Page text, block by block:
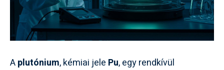
Aplutónium, kémiai jele Pu, egy rendkívül